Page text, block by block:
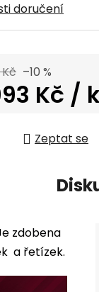
doručení
–10 %
Kč /
Zeptat se
zdobena
a řetízek.